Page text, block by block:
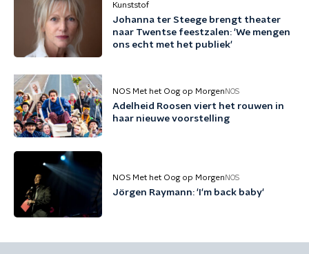
Kunststof
Johanna ter Steege brengt theater
naar Twentse feestzalen: 'We mengen
ons echt met het publiek'
NOS Met het Oog op Morgen NOS
Adelheid Roosen viert het rouwen in
haar nieuwe voorstelling
NOS Met het Oog op Morgen NOS
Jörgen Raymann: 'I'm back baby'